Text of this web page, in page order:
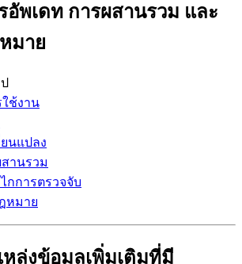
อัพเดท การผสานรวม และ
มาย
ช้งาน
นแปลง
านรวม
กการตรวจจับ
หมาย
หล่งข้อมูลเพิ่มเติมที่มี